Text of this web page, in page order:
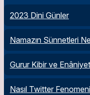
2023 Dini Günler
Namazın Sünnetleri
Gurur Kibir ve
Nasıl Twitter